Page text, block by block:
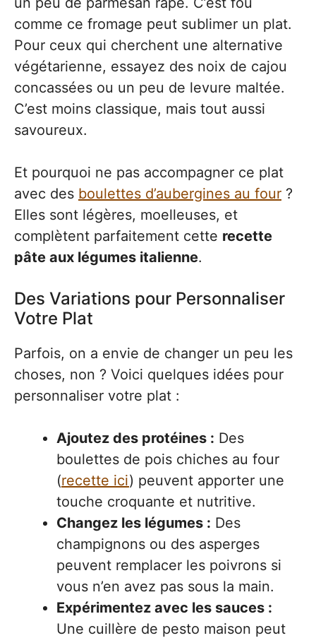
comme ce fromage peut sublimer un plat.
Pour ceux qui cherchent une alternative
végétarienne, essayez des noix de cajou
concassées ou un peu de levure maltée.
C’est moins classique, mais tout aussi
savoureux.
Et pourquoi ne pas accompagner ce plat
avec des boulettes d’aubergines au four ?
Elles sont légères, moelleuses, et
complètent parfaitement cette recette
pâte aux légumes italienne.
Des Variations pour Personnaliser
Votre Plat
Parfois, on a envie de changer un peu les
choses, non ? Voici quelques idées pour
personnaliser votre plat :
Ajoutez des protéines : Des
boulettes de pois chiches au four
(recette ici) peuvent apporter une
touche croquante et nutritive.
Changez les légumes : Des
champignons ou des asperges
peuvent remplacer les poivrons si
vous n’en avez pas sous la main.
Expérimentez avec les sauces :
Une cuillère de pesto maison peut